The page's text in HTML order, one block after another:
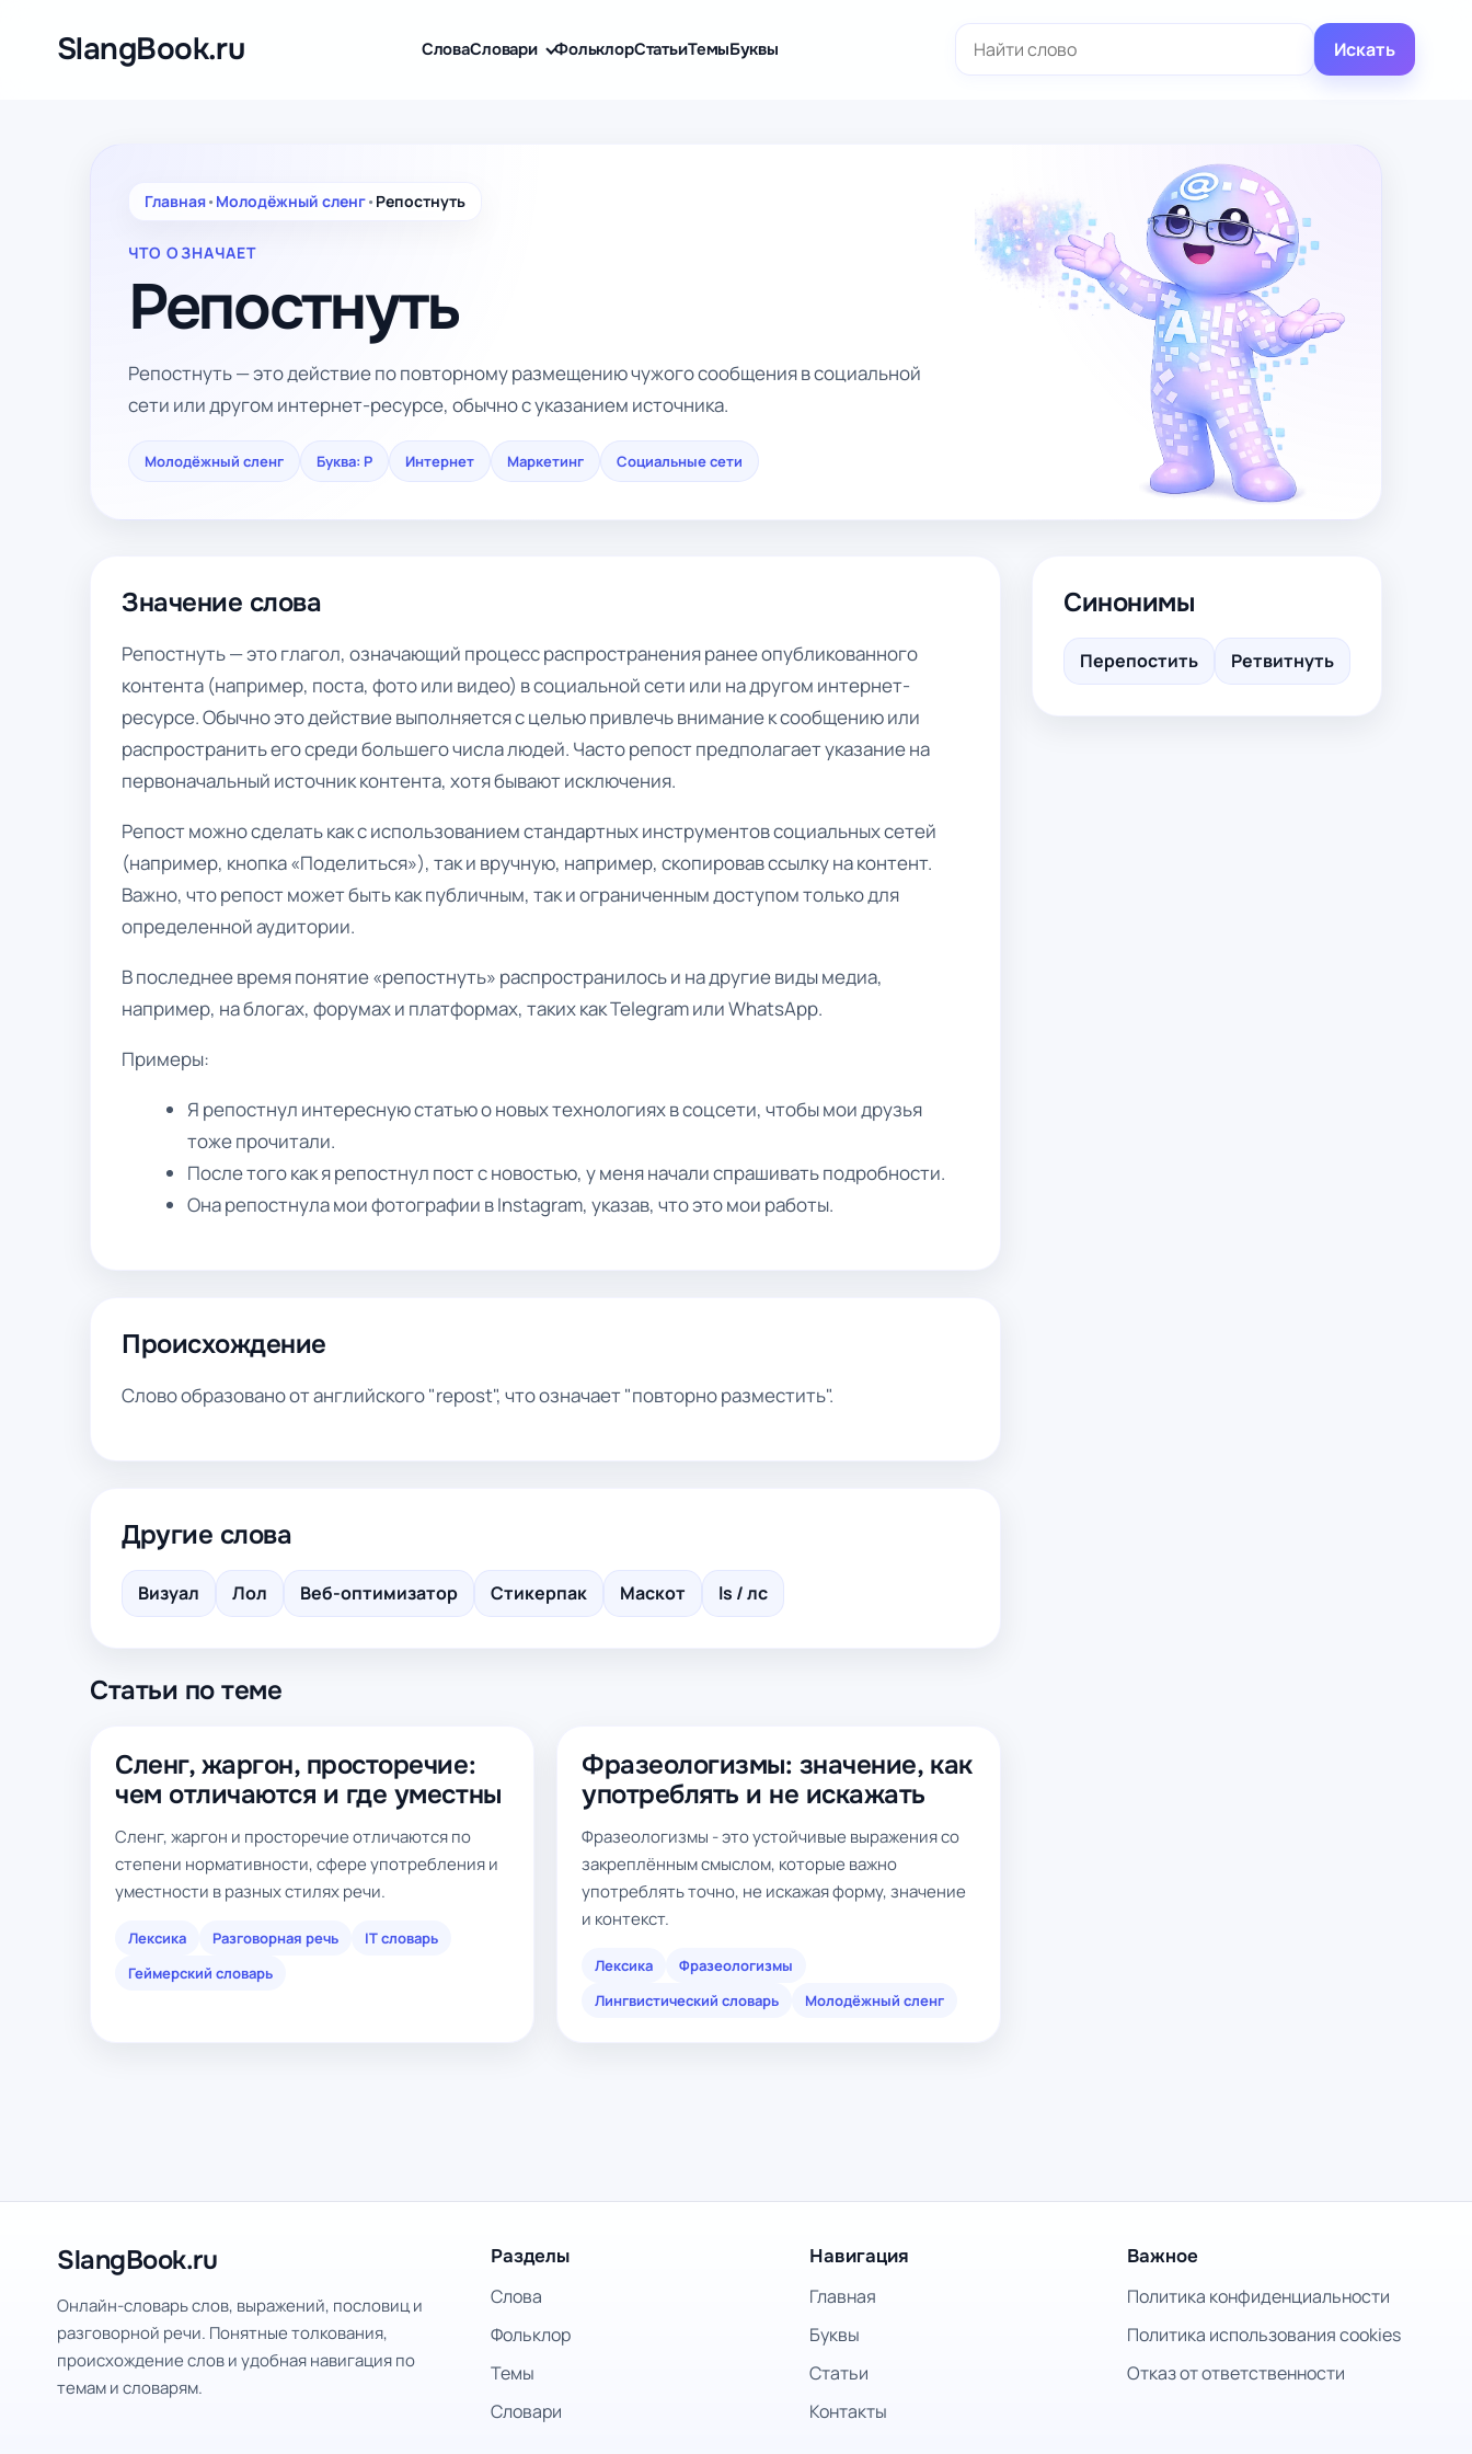
содержимомуSlangBook.ru СловаСловари ФольклорСтатьиТемыБуквы Искать
Главная• Молодёжный сленг• Репостнуть
ЧТО ОЗНАЧАЕТ
Репостнуть
Репостнуть — это действие по повторному размещению чужого сообщения в социальной
сети или другом интернет-ресурсе, обычно с указанием источника.
Молодёжный сленг Буква: Р Интернет Маркетинг Социальные сети
Значение слова
Репостнуть — это глагол, означающий процесс распространения ранее опубликованного
контента (например, поста, фото или видео) в социальной сети или на другом интернет-
ресурсе. Обычно это действие выполняется с целью привлечь внимание к сообщению или
распространить его среди большего числа людей. Часто репост предполагает указание на
первоначальный источник контента, хотя бывают исключения.
Репост можно сделать как с использованием стандартных инструментов социальных сетей
(например, кнопка «Поделиться»), так и вручную, например, скопировав ссылку на контент.
Важно, что репост может быть как публичным, так и ограниченным доступом только для
определенной аудитории.
В последнее время понятие «репостнуть» распространилось и на другие виды медиа,
например, на блогах, форумах и платформах, таких как Telegram или WhatsApp.
Примеры:
Я репостнул интересную статью о новых технологиях в соцсети, чтобы мои друзья
тоже прочитали.
После того как я репостнул пост с новостью, у меня начали спрашивать подробности.
Она репостнула мои фотографии в Instagram, указав, что это мои работы.
Происхождение
Слово образовано от английского "repost", что означает "повторно разместить".
Другие слова
Визуал Лол Веб-оптимизатор Стикерпак Маскот ls / лс
Статьи по теме
Сленг, жаргон, просторечие:
чем отличаются и где уместны
Сленг, жаргон и просторечие отличаются по
степени нормативности, сфере употребления и
уместности в разных стилях речи.
Лексика Разговорная речь
IT словарь
Геймерский словарь
Фразеологизмы: значение, как
употреблять и не искажать
Фразеологизмы - это устойчивые выражения со
закреплённым смыслом, которые важно
употреблять точно, не искажая форму, значение
и контекст.
Лексика
Фразеологизмы
Лингвистический словарь
Молодёжный сленг
Синонимы
Перепостить Ретвитнуть
SlangBook.ru
Онлайн-словарь слов, выражений, пословиц и
разговорной речи. Понятные толкования,
происхождение слов и удобная навигация по
темам и словарям.
Разделы
Слова
Фольклор
Темы
Словари
Навигация
Главная
Буквы
Статьи
Контакты
Важное
Политика конфиденциальности
Политика использования cookies
Отказ от ответственности